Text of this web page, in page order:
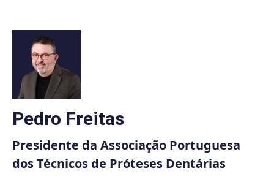
content
Pedro Freitas
Presidente da Associação Portuguesa
dos Técnicos de Próteses Dentárias